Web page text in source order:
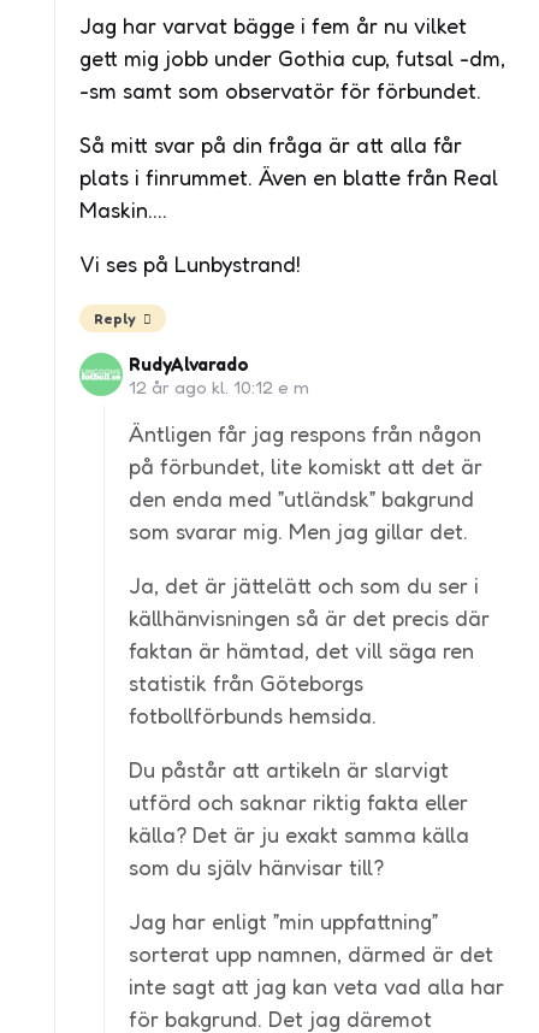
Jag har varvat bägge i fem år nu vilket
gett mig jobb under Gothia cup, futsal -dm,
-sm samt som observatör för förbundet.
Så mitt svar på din fråga är att alla får
plats i finrummet. Även en blatte från Real
Maskin….
Vi ses på Lunbystrand!
Reply
RudyAlvarado
12 år ago kl. 10:12 e m
Äntligen får jag respons från någon
på förbundet, lite komiskt att det är
den enda med ”utländsk” bakgrund
som svarar mig. Men jag gillar det.
Ja, det är jättelätt och som du ser i
källhänvisningen så är det precis där
faktan är hämtad, det vill säga ren
statistik från Göteborgs
fotbollförbunds hemsida.
Du påstår att artikeln är slarvigt
utförd och saknar riktig fakta eller
källa? Det är ju exakt samma källa
som du själv hänvisar till?
Jag har enligt ”min uppfattning”
sorterat upp namnen, därmed är det
inte sagt att jag kan veta vad alla har
för bakgrund. Det jag däremot